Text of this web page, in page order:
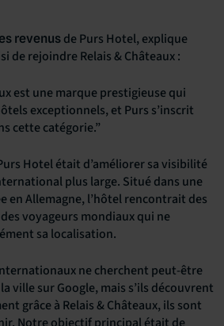
revenus de Purs Hotel, explique
de rejoindre Relais & Châteaux :
est une marque prestigieuse qui
exceptionnels, et Purs s’inscrit
cette catégorie.”
Hotel était d’améliorer sa visibilité
plus large. Situé dans une
en Allemagne, l’hôtel rencontrait des
voyageurs mondiaux qui ne
sa localisation.
ne cherchent peut-être
ville sur Google, mais s’ils découvrent
grâce à Relais & Châteaux, ils sont